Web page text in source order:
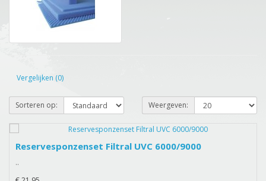
Vergelijken (0)
Sorteren op: Weergeven:
Reservesponzenset Filtral UVC 6000/9000
..